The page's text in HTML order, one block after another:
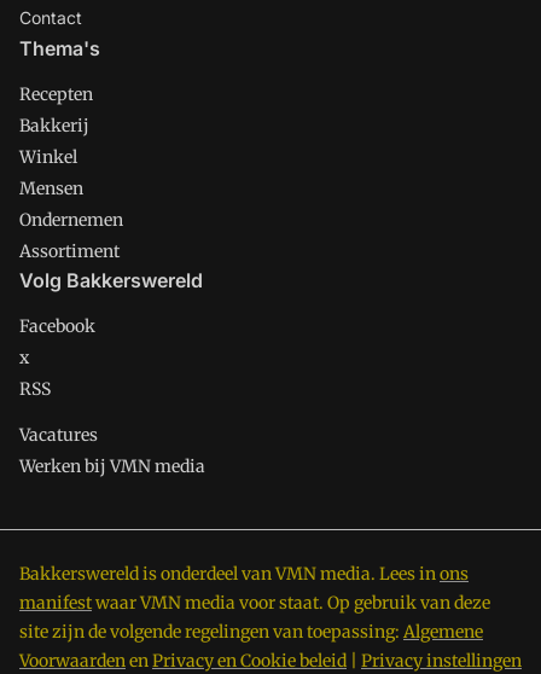
Contact
Thema's
Recepten
Bakkerij
Winkel
Mensen
Ondernemen
Assortiment
Volg Bakkerswereld
Facebook
x
RSS
Vacatures
Werken bij VMN media
Bakkerswereld is onderdeel van VMN media. Lees inons
manifestwaar VMN media voor staat. Op gebruik van deze
site zijn de volgende regelingen van toepassing: Algemene
VoorwaardenenPrivacy en Cookie beleid Privacy instellingen